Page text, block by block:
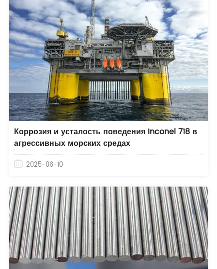
Коррозия и усталость поведения Inconel 718 в
агрессивных морских средах
2025-06-10